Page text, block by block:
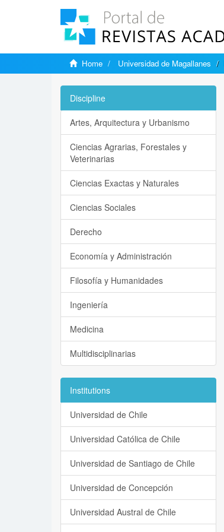
Home Universidad de Magallanes
Discipline
Artes, Arquitectura y Urbanismo
Ciencias Agrarias, Forestales y
Veterinarias
Ciencias Exactas y Naturales
Ciencias Sociales
Derecho
Economía y Administración
Filosofía y Humanidades
Ingeniería
Medicina
Multidisciplinarias
Institutions
Universidad de Chile
Universidad Católica de Chile
Universidad de Santiago de Chile
Universidad de Concepción
Universidad Austral de Chile